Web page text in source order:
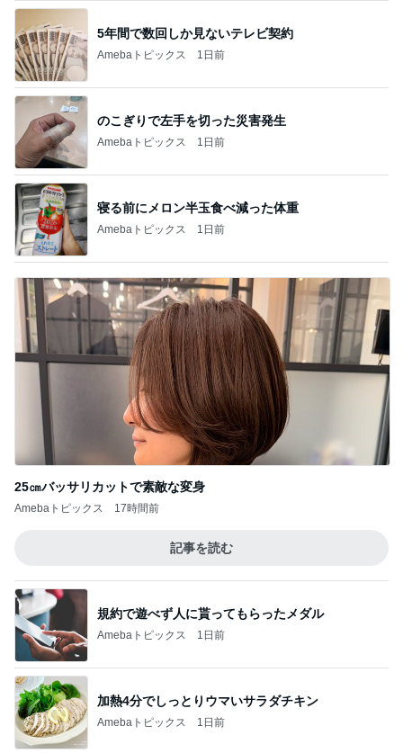
5年間で数回しか見ないテレビ契約
Amebaトピックス 1日前
のこぎりで左手を切った災害発生
Amebaトピックス 1日前
寝る前にメロン半玉食べ減った体重
Amebaトピックス 1日前
25㎝バッサリカットで素敵な変身
Amebaトピックス 17時間前
記事を読む
規約で遊べず人に貰ってもらったメダル
Amebaトピックス 1日前
加熱4分でしっとりウマいサラダチキン
Amebaトピックス 1日前